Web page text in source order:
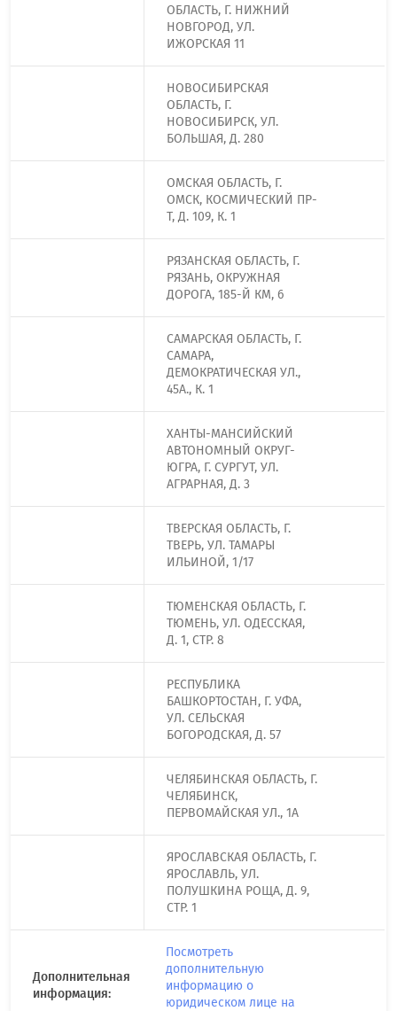
ОБЛАСТЬ, Г. НИЖНИЙ
НОВГОРОД, УЛ.
ИЖОРСКАЯ 11
НОВОСИБИРСКАЯ
ОБЛАСТЬ, Г.
НОВОСИБИРСК, УЛ.
БОЛЬШАЯ, Д. 280
ОМСКАЯ ОБЛАСТЬ, Г.
ОМСК, КОСМИЧЕСКИЙ ПР-
Т, Д. 109, К. 1
РЯЗАНСКАЯ ОБЛАСТЬ, Г.
РЯЗАНЬ, ОКРУЖНАЯ
ДОРОГА, 185-Й КМ, 6
САМАРСКАЯ ОБЛАСТЬ, Г.
САМАРА,
ДЕМОКРАТИЧЕСКАЯ УЛ.,
45А., К. 1
ХАНТЫ-МАНСИЙСКИЙ
АВТОНОМНЫЙ ОКРУГ-
ЮГРА, Г. СУРГУТ, УЛ.
АГРАРНАЯ, Д. 3
ТВЕРСКАЯ ОБЛАСТЬ, Г.
ТВЕРЬ, УЛ. ТАМАРЫ
ИЛЬИНОЙ, 1/17
ТЮМЕНСКАЯ ОБЛАСТЬ, Г.
ТЮМЕНЬ, УЛ. ОДЕССКАЯ,
Д. 1, СТР. 8
РЕСПУБЛИКА
БАШКОРТОСТАН, Г. УФА,
УЛ. СЕЛЬСКАЯ
БОГОРОДСКАЯ, Д. 57
ЧЕЛЯБИНСКАЯ ОБЛАСТЬ, Г.
ЧЕЛЯБИНСК,
ПЕРВОМАЙСКАЯ УЛ., 1А
ЯРОСЛАВСКАЯ ОБЛАСТЬ, Г.
ЯРОСЛАВЛЬ, УЛ.
ПОЛУШКИНА РОЩА, Д. 9,
СТР. 1
Дополнительная
информация:
Посмотреть
дополнительную
информацию о
юридическом лице на